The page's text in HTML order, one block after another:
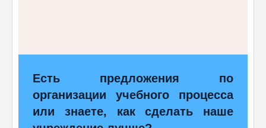
Есть предложения по
организации учебного процесса
или знаете, как сделать наше